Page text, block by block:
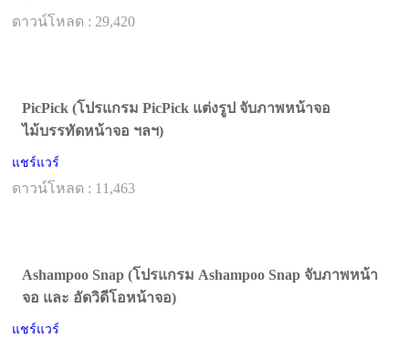
ดาวน์โหลด : 29,420
PicPick (โปรแกรม PicPick แต่งรูป จับภาพหน้าจอ
ไม้บรรทัดหน้าจอ ฯลฯ)
แชร์แวร์
ดาวน์โหลด : 11,463
Ashampoo Snap (โปรแกรม Ashampoo Snap จับภาพหน้า
จอ และ อัดวิดีโอหน้าจอ)
แชร์แวร์